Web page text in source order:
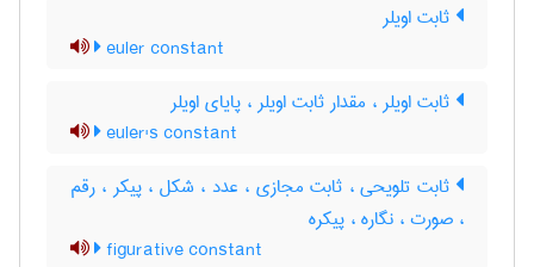
ثابت اویلر
euler constant
ثابت اویلر ، مقدار ثابت اویلر ، پایای اویلر
euler's constant
ثابت تلویحی ، ثابت مجازی ، عدد ، شکل ، پیکر ، رقم
، صورت ، نگاره ، پیکره
figurative constant